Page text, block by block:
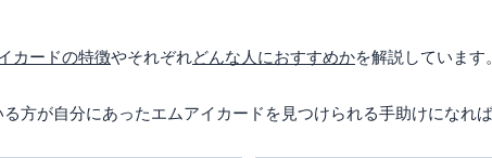
カードの特徴やそれぞれどんな人におすすめかを解説しています。
方が自分にあったエムアイカードを見つけられる手助けになれば